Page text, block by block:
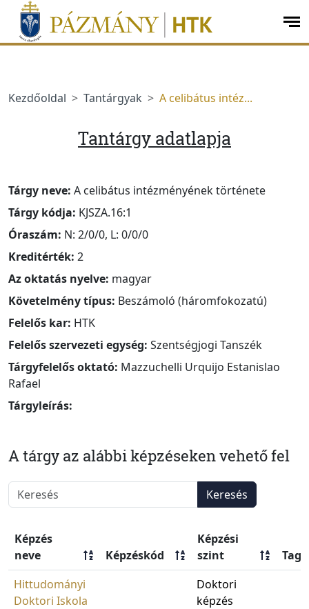
jumplink.menu
jumplink.content
Kezdőoldal Tantárgyak A celibátus intéz...
Tantárgy adatlapja
Tárgy neve: A celibátus intézményének története
Tárgy kódja: KJSZA.16:1
Óraszám: N: 2/0/0, L: 0/0/0
Kreditérték: 2
Az oktatás nyelve: magyar
Követelmény típus: Beszámoló (háromfokozatú)
Felelős kar: HTK
Felelős szervezeti egység: Szentségjogi Tanszék
Tárgyfelelős oktató: Mazzuchelli Urquijo Estanislao
Rafael
Tárgyleírás:
A tárgy az alábbi képzéseken vehető fel
Keresés
Képzés
neve
Képzéskód
Képzési
szint
Hittudományi
Doktori Iskola
Doktori
képzés